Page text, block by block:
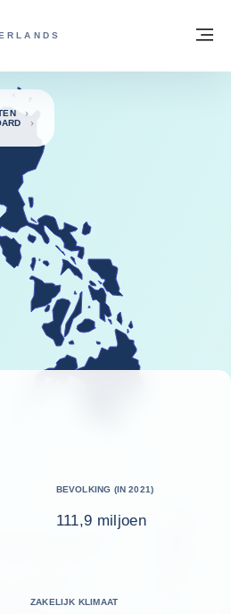
FOR TRADE - GROEP
BEVOLKING (IN 2021)
111,9 miljoen
ZAKELIJK KLIMAAT